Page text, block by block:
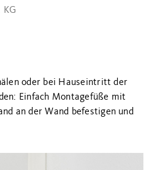
oder bei Hauseintritt der
Einfach Montagefüße mit
an der Wand befestigen und